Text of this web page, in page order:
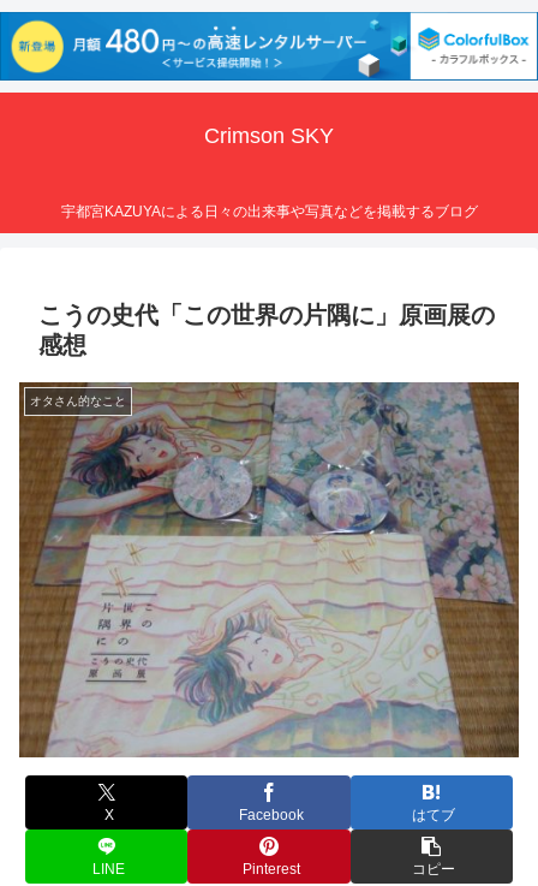
Crimson SKY
宇都宮KAZUYAによる日々の出来事や写真などを掲載するブログ
こうの史代「この世界の片隅に」原画展の
感想
オタさん的なこと
X Facebook はてブ
LINE Pinterest コピー